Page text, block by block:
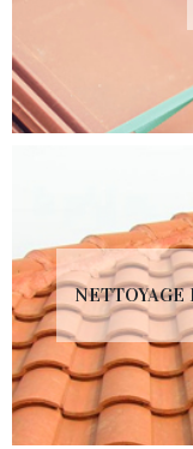
NETTOYAGE